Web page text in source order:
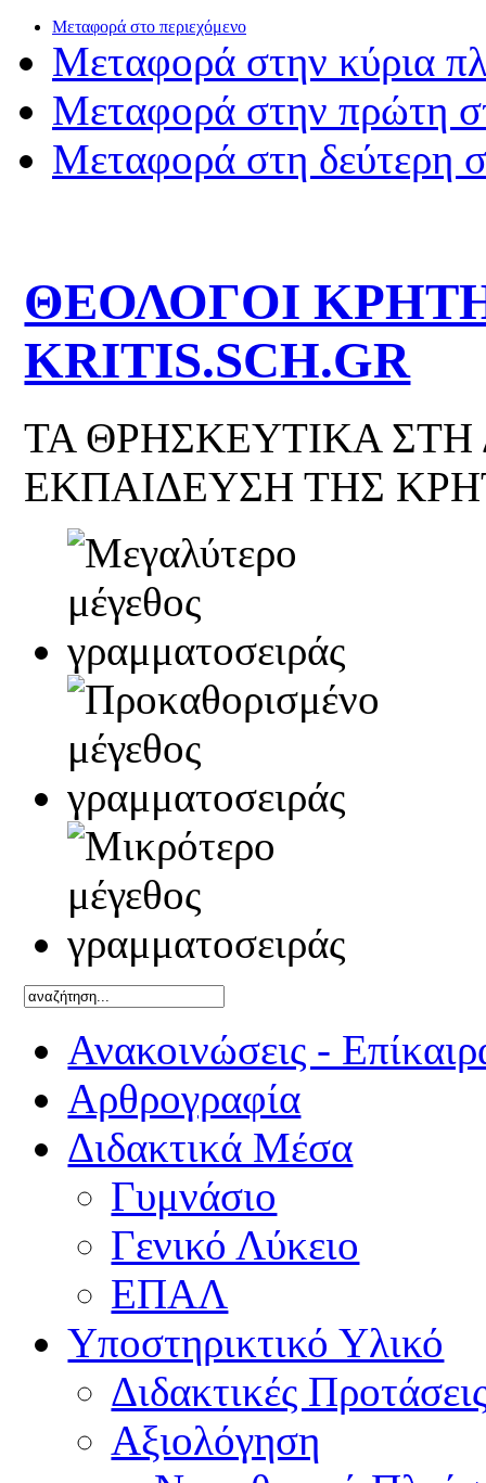
Μεταφορά στο περιεχόμενο
Μεταφορά στην κύρια
Μεταφορά στην πρώτη
Μεταφορά στη δεύτερη
ΘΕΟΛΟΓΟΙ
KRITIS.SCH.GR
ΤΑ ΘΡΗΣΚΕΥΤΙΚΑ
ΕΚΠΑΙΔΕΥΣΗ ΤΗΣ
Ανακοινώσεις -
Αρθρογραφία
Διδακτικά Μέσα
Γυμνάσιο
Γενικό Λύκειο
ΕΠΑΛ
Υποστηρικτικό Υλικό
Διδακτικές
Αξιολόγηση